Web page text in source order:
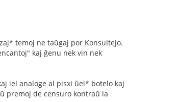
temoj ne taŭgaj por Konsultejo.
kaj ĝenu nek vin nek
iel analoge al pisxi ŭel* botelo kaj
premoj de censuro kontraŭ la